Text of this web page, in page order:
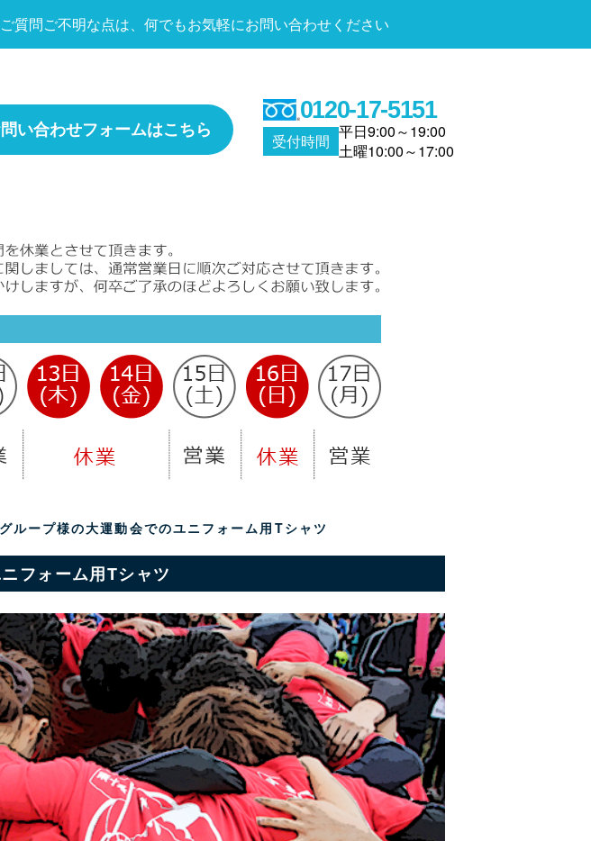
ご質問ご不明な点は、何でもお気軽にお問い合わせください
い合わせフォームはこちら
0120-17-5151
受付時間 平日9:00～19:00
土曜10:00～17:00
ループ様の大運動会でのユニフォーム用Tシャツ
フォーム用Tシャツ